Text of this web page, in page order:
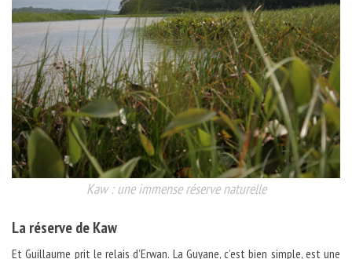
Kaw : une immense réserve naturelle
La réserve de Kaw
Et Guillaume prit le relais d’Erwan. La Guyane, c’est bien simple, est une